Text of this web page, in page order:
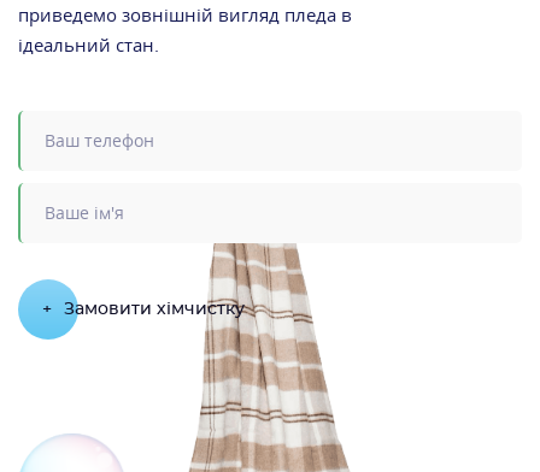
приведемо зовнішній вигляд пледа в
ідеальний стан.
+ Замовити хімчистку